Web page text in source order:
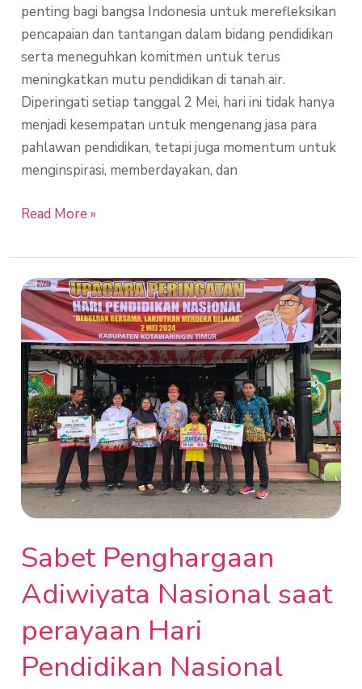
penting bagi bangsa Indonesia untuk merefleksikan
pencapaian dan tantangan dalam bidang pendidikan
serta meneguhkan komitmen untuk terus
meningkatkan mutu pendidikan di tanah air.
Diperingati setiap tanggal 2 Mei, hari ini tidak hanya
menjadi kesempatan untuk mengenang jasa para
pahlawan pendidikan, tetapi juga momentum untuk
menginspirasi, memberdayakan, dan
Read More »
Sabet Penghargaan
Adiwiyata Nasional saat
perayaan Hari
Pendidikan Nasional
Sabet
Penghargaan
Adiwiyata
Nasional
saat
perayaan
Hari
Pendidikan
Nasional